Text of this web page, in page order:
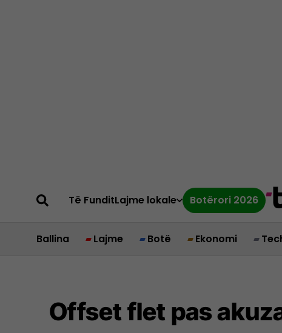
Të FunditLajme lokale Botërori 2026
Ballina Lajme Botë Ekonomi
Offset flet pas